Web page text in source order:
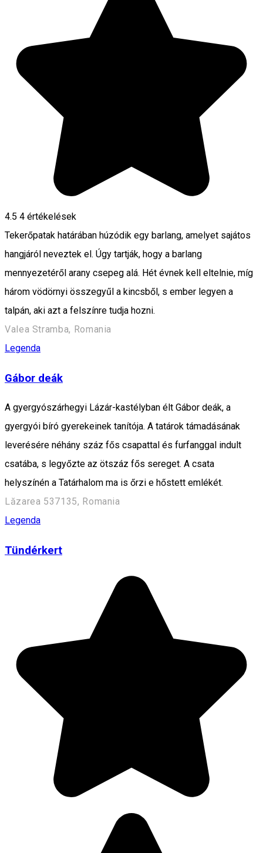
4.5 4 értékelések
Tekerőpatak határában húzódik egy barlang, amelyet sajátos
hangjáról neveztek el. Úgy tartják, hogy a barlang
mennyezetéről arany csepeg alá. Hét évnek kell eltelnie, míg
három vödörnyi összegyűl a kincsből, s ember legyen a
talpán, aki azt a felszínre tudja hozni.
Valea Stramba, Romania
Legenda
Gábor deák
A gyergyószárhegyi Lázár-kastélyban élt Gábor deák, a
gyergyói bíró gyerekeinek tanítója. A tatárok támadásának
leverésére néhány száz fős csapattal és furfanggal indult
csatába, s legyőzte az ötszáz fős sereget. A csata
helyszínén a Tatárhalom ma is őrzi e hőstett emlékét.
Lăzarea 537135, Romania
Legenda
Tündérkert